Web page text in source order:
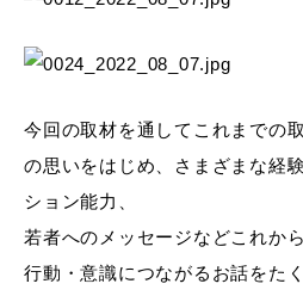
今回の取材を通してこれまでの
の思いをはじめ、さまざまな経
ション能力、
若者へのメッセージなどこれか
行動・意識につながるお話をた